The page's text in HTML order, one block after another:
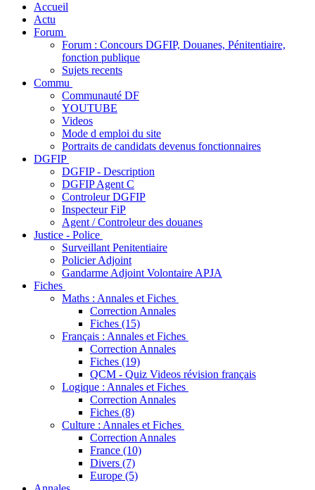
Accueil
Actu
Forum
Forum : Concours DGFIP, Douanes, Pénitentiaire,
fonction publique
Sujets recents
Commu
Communauté DF
YOUTUBE
Videos
Mode d emploi du site
Portraits de candidats devenus fonctionnaires
DGFIP
DGFIP - Description
DGFIP Agent C
Controleur DGFIP
Inspecteur FiP
Agent / Controleur des douanes
Justice - Police
Surveillant Penitentiaire
Policier Adjoint
Gandarme Adjoint Volontaire APJA
Fiches
Maths : Annales et Fiches
Correction Annales
Fiches (15)
Français : Annales et Fiches
Correction Annales
Fiches (19)
QCM - Quiz Videos révision français
Logique : Annales et Fiches
Correction Annales
Fiches (8)
Culture : Annales et Fiches
Correction Annales
France (10)
Divers (7)
Europe (5)